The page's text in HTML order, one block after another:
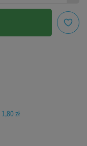
1,80 zł